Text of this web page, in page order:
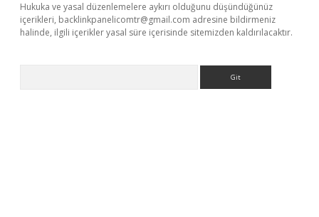
Hukuka ve yasal düzenlemelere aykırı olduğunu düşündüğünüz
içerikleri, backlinkpanelicomtr@gmail.com adresine bildirmeniz
halinde, ilgili içerikler yasal süre içerisinde sitemizden kaldırılacaktır.